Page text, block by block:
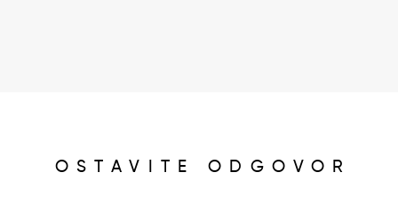
OSTAVITE ODGOVOR